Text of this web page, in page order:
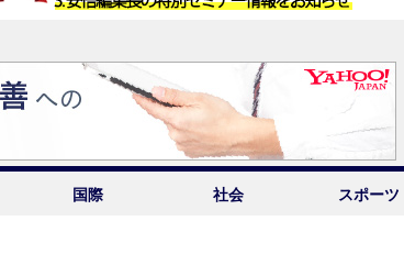
国際 社会 スポーツ